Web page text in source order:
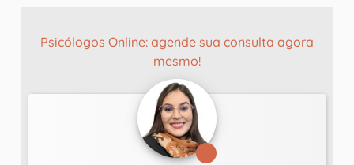
Psicólogos Online: agende sua consulta agora
mesmo!